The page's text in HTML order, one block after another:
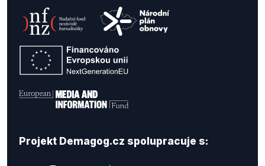
Projekt Demagog.cz spolupracuje s: